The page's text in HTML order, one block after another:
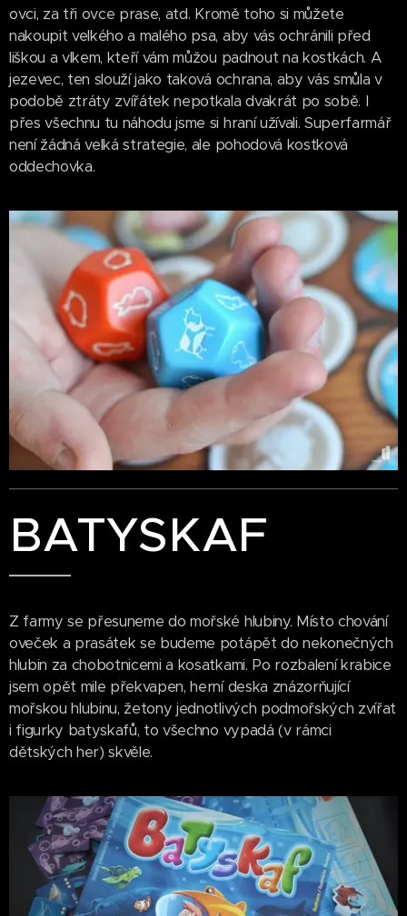
ovci, za tři ovce prase, atd. Kromě toho si můžete
nakoupit velkého a malého psa, aby vás ochránili před
liškou a vlkem, kteří vám můžou padnout na kostkách. A
jezevec, ten slouží jako taková ochrana, aby vás smůla v
podobě ztráty zvířátek nepotkala dvakrát po sobě. I
přes všechnu tu náhodu jsme si hraní užívali. Superfarmář
není žádná velká strategie, ale pohodová kostková
oddechovka.
BATYSKAF
Z farmy se přesuneme do mořské hlubiny. Místo chování
oveček a prasátek se budeme potápět do nekonečných
hlubin za chobotnicemi a kosatkami. Po rozbalení krabice
jsem opět mile překvapen, herní deska znázorňující
mořskou hlubinu, žetony jednotlivých podmořských zvířat
i figurky batyskafů, to všechno vypadá (v rámci
dětských her) skvěle.